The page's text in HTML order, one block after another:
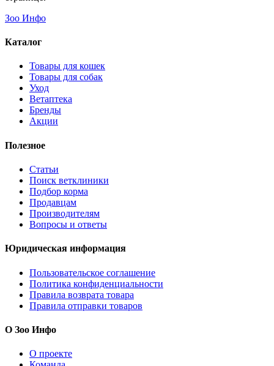
Зоо Инфо
Каталог
Товары для кошек
Товары для собак
Уход
Ветаптека
Бренды
Акции
Полезное
Статьи
Поиск ветклиники
Подбор корма
Продавцам
Производителям
Вопросы и ответы
Юридическая информация
Пользовательское соглашение
Политика конфиденциальности
Правила возврата товара
Правила отправки товаров
О Зоо Инфо
О проекте